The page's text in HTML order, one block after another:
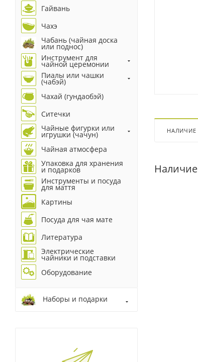
НАЛИЧИЕ
Наличие
Гайвань
Чахэ
Чабань (чайная доска
или поднос)
Инструмент для
чайной церемонии
Пиалы или чашки
(чабэй)
Чахай (гундаобэй)
Ситечки
Чайные фигурки или
игрушки (чачун)
Чайная атмосфера
Упаковка для хранения
и подарков
Инструменты и посуда
для маття
Картины
Посуда для чая мате
Литература
Электрические
чайники и подставки
Оборудование
Наборы и подарки